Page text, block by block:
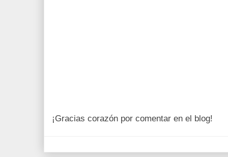
¡Gracias corazón por comentar en el blog!